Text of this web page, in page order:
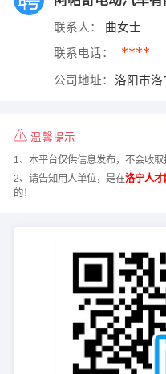
联系人： 曲女士
联系电话： ****
公司地址： 洛阳市洛
温馨提示
1、本平台仅供信息发布，不会收取
2、请告知用人单位，是在洛宁人才
的！